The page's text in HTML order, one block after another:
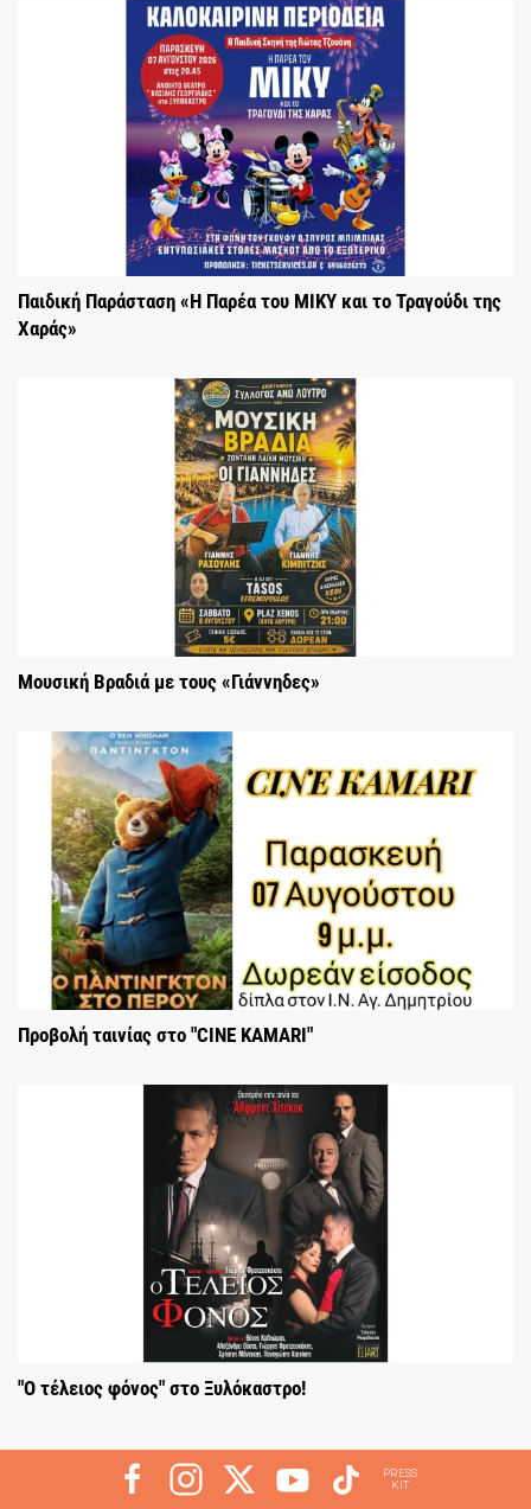
Παιδική Παράσταση «Η Παρέα του ΜΙΚΥ και το Τραγούδι της
Χαράς»
Μουσική Βραδιά με τους «Γιάννηδες»
Προβολή ταινίας στο "CINE KAMARI"
"Ο τέλειος φόνος" στο Ξυλόκαστρο!
PRESS
KIT